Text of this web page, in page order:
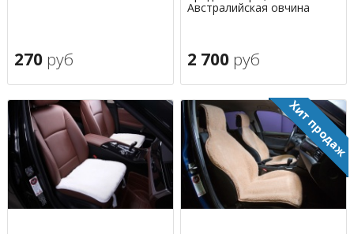
270 руб
Австралийская овчина
2 700 руб